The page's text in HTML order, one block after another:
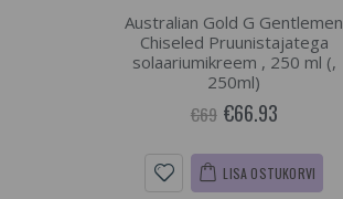
Australian Gold G Gentlemen
Chiseled Pruunistajatega
solaariumikreem , 250 ml (,
250ml)
€69 €66.93
LISA OSTUKORVI